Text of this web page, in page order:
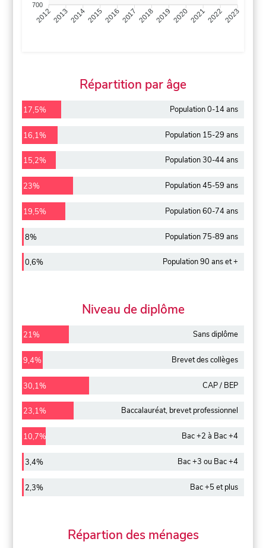
700
201220132014201520162017 20182019 2020202120222023
Répartition par âge
17,5% Population 0-14 ans
16,1% Population 15-29 ans
15,2% Population 30-44 ans
23% Population 45-59 ans
19,5% Population 60-74 ans
8% Population 75-89 ans
0,6% Population 90 ans et +
Niveau de diplôme
21% Sans diplôme
9,4% Brevet des collèges
30,1% CAP / BEP
23,1% Baccalauréat, brevet professionnel
10,7% Bac +2 à Bac +4
3,4% Bac +3 ou Bac +4
2,3% Bac +5 et plus
Répartion des ménages